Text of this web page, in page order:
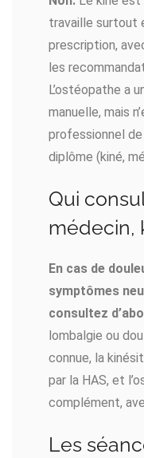
travaille surtout
prescription,
les
L’ostéopathe a
manuelle, mais
professionnel de
diplôme (kiné,
Qui
médecin,
En cas de
symptômes
consultez
lombalgie ou
connue, la
par la HAS, et
complément,
Les